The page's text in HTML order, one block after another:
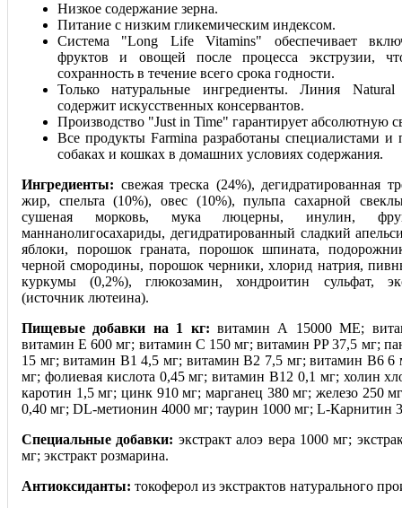
Низкое содержание зерна.
Питание с низким гликемическим индексом.
Система "Long Life Vitamins" обеспечивает
фруктов и овощей после процесса экструзии,
сохранность в течение всего срока годности.
Только натуральные ингредиенты. Линия
содержит искусственных консервантов.
Производство "Just in Time" гарантирует абсолютную
Все продукты Farmina разработаны специалистами и
собаках и кошках в домашних условиях содержания.
Ингредиенты: свежая треска (24%), дегидратированная
жир, спельта (10%), овес (10%), пульпа сахарной
сушеная морковь, мукa люцерны, инулин,
маннанолигосахариды, дегидратированный сладкий
яблоки, порошок граната, порошок шпината,
черной смородины, порошок черники, хлорид натрия,
куркумы (0,2%), глюкозамин, хондроитин сульфат,
(источник лютеина).
Пищевые добавки на 1 кг: витамин А 15000 ME;
витамин Е 600 мг; витамин С 150 мг; витамин PP 37,5 мг;
15 мг; витамин B1 4,5 мг; витамин В2 7,5 мг; витамин В6 6
мг; фолиевая кислота 0,45 мг; витамин B12 0,1 мг; холин
каротин 1,5 мг; цинк 910 мг; марганец 380 мг; железо 250
0,40 мг; DL-метионин 4000 мг; таурин 1000 мг; L-Карнитин
Специальные добавки: экстракт алоэ вера 1000 мг;
мг; экстракт розмарина.
Антиоксиданты: токоферол из экстрактов натурального